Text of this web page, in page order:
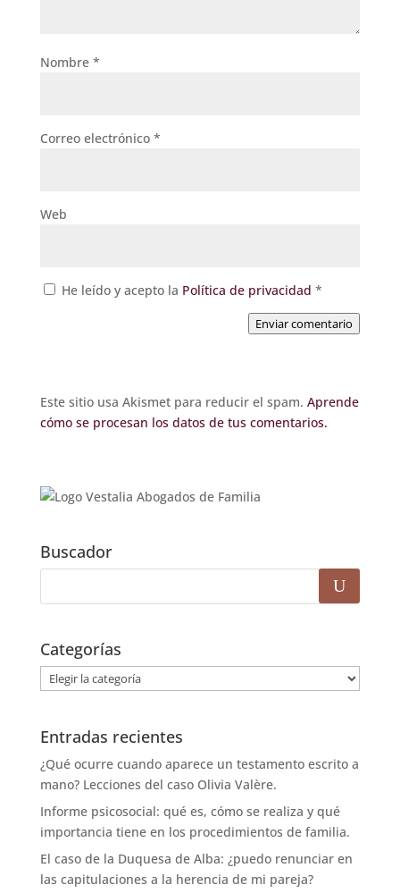
Nombre *
Correo electrónico *
Web
He leído y acepto la Política de privacidad *
Enviar comentario
Este sitio usa Akismet para reducir el spam. Aprende
cómo se procesan los datos de tus comentarios.
Buscador
Categorías
Categorías
Entradas recientes
¿Qué ocurre cuando aparece un testamento escrito a
mano? Lecciones del caso Olivia Valère.
Informe psicosocial: qué es, cómo se realiza y qué
importancia tiene en los procedimientos de familia.
El caso de la Duquesa de Alba: ¿puedo renunciar en
las capitulaciones a la herencia de mi pareja?